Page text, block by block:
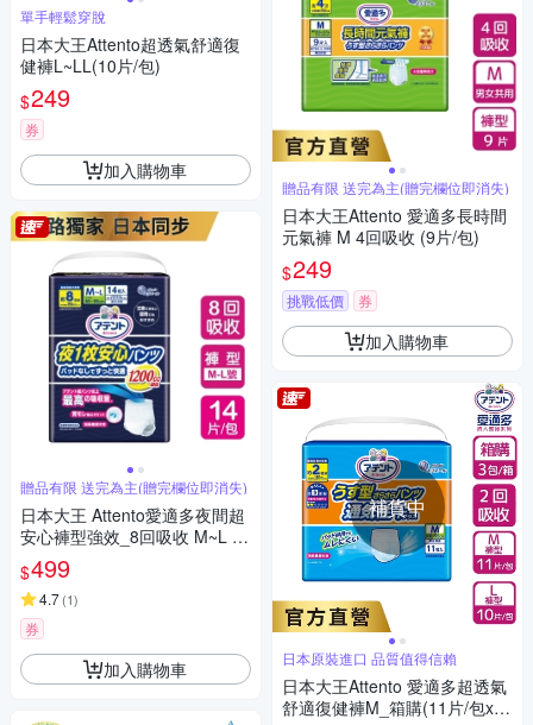
單手輕鬆穿脫
日本大王Attento超透氣舒適復
健褲L~LL(10片/包)
$249
券
加入購物車
贈品有限 送完為主(贈完欄位即消失)
日本大王 Attento愛適多夜間超
安心褲型強效_8回吸收 M~L (1
4片/包)
$499
4.7(1)
券
加入購物車
贈品有限 送完為主(贈完欄位即消失)
日本大王Attento 愛適多長時間
元氣褲 M 4回吸收 (9片/包)
$249
挑戰低價 券
加入購物車
補貨中
日本原裝進口 品質值得信賴
日本大王Attento 愛適多超透氣
舒適復健褲M_箱購(11片/包x6